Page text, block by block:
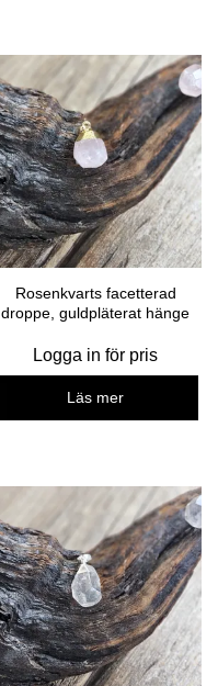
Rosenkvarts facetterad
droppe, guldpläterat hänge
Logga in för pris
Läs mer